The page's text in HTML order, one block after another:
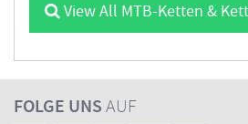
View All MTB-Ketten &
FOLGE UNSAUF